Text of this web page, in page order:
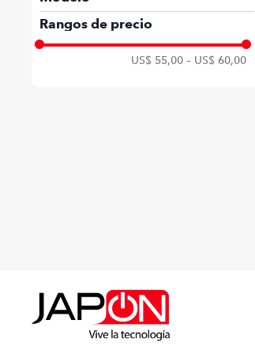
10114882
Rangos de precio
US$ 55,00 – US$ 60,00